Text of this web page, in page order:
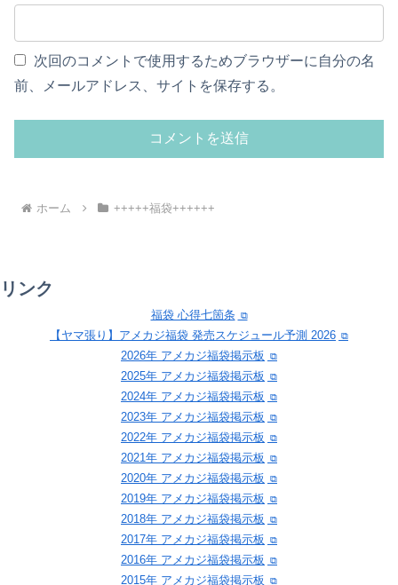
次回のコメントで使用するためブラウザーに自分の名
前、メールアドレス、サイトを保存する。
ホーム +++++福袋++++++
リンク
福袋 心得七箇条
【ヤマ張り】アメカジ福袋 発売スケジュール予測 2026
2026年 アメカジ福袋掲示板
2025年 アメカジ福袋掲示板
2024年 アメカジ福袋掲示板
2023年 アメカジ福袋掲示板
2022年 アメカジ福袋掲示板
2021年 アメカジ福袋掲示板
2020年 アメカジ福袋掲示板
2019年 アメカジ福袋掲示板
2018年 アメカジ福袋掲示板
2017年 アメカジ福袋掲示板
2016年 アメカジ福袋掲示板
2015年 アメカジ福袋掲示板